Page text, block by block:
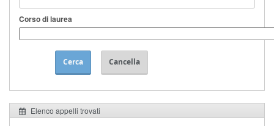
Corso di laurea
Cerca Cancella
Elenco appelli trovati